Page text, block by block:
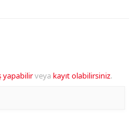
yapabilirveya kayıt olabilirsiniz.